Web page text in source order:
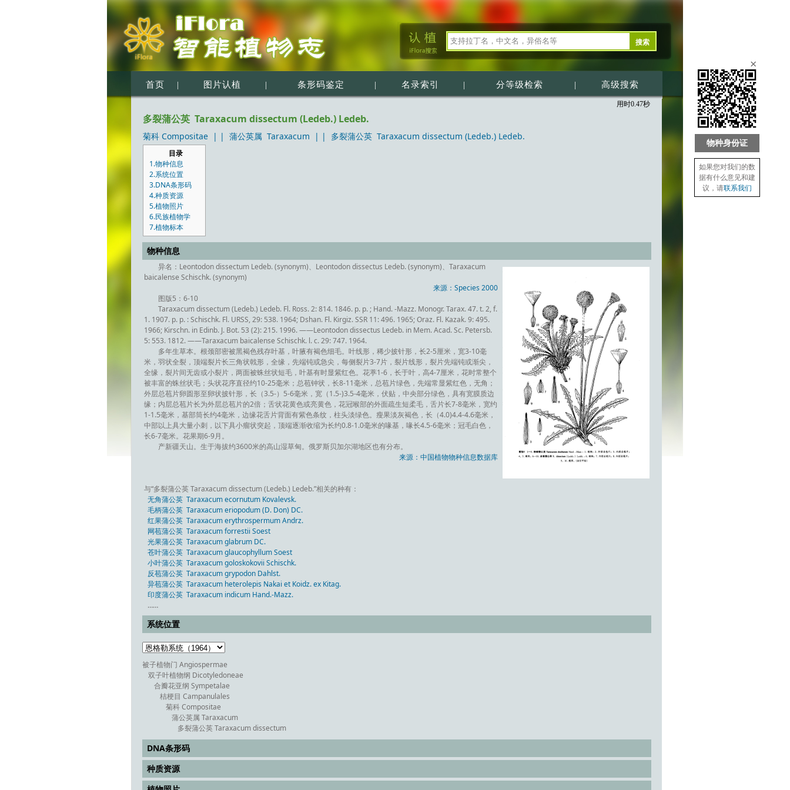
首页 | 图片认植 | 条形码鉴定 | 名录索引 | 分等级检索 | 高级搜索
用时0.47秒
多裂蒲公英 Taraxacum dissectum (Ledeb.) Ledeb.
菊科 Compositae | | 蒲公英属 Taraxacum | | 多裂蒲公英 Taraxacum dissectum (Ledeb.) Ledeb.
目录
1.物种信息
2.系统位置
3.DNA条形码
4.种质资源
5.植物照片
6.民族植物学
7.植物标本
物种信息
异名：Leontodon dissectum Ledeb. (synonym)、Leontodon dissectus Ledeb. (synonym)、Taraxacum
baicalense Schischk. (synonym)
来源：Species 2000
图版5：6-10
Taraxacum dissectum (Ledeb.) Ledeb. Fl. Ross. 2: 814. 1846. p. p. ; Hand. -Mazz. Monogr. Tarax. 47. t. 2, f.
1. 1907. p. p. : Schischk. Fl. URSS, 29: 538. 1964; Dshan. Fl. Kirgiz. SSR 11: 496. 1965; Oraz. Fl. Kazak. 9: 495.
1966; Kirschn. in Edinb. J. Bot. 53 (2): 215. 1996. ——Leontodon dissectus Ledeb. in Mem. Acad. Sc. Petersb.
5: 553. 1812. ——Taraxacum baicalense Schischk. l. c. 29: 747. 1964.
多年生草本。根颈部密被黑褐色残存叶基，叶腋有褐色细毛。叶线形，稀少披针形，长2-5厘米，宽3-10毫
米，羽状全裂，顶端裂片长三角状戟形，全缘，先端钝或急尖，每侧裂片3-7片，裂片线形，裂片先端钝或渐尖，
全缘，裂片间无齿或小裂片，两面被蛛丝状短毛，叶基有时显紫红色。花葶1-6，长于叶，高4-7厘米，花时常整个
被丰富的蛛丝状毛；头状花序直径约10-25毫米；总苞钟状，长8-11毫米，总苞片绿色，先端常显紫红色，无角；
外层总苞片卵圆形至卵状披针形，长（3.5-）5-6毫米，宽（1.5-)3.5-4毫米，伏贴，中央部分绿色，具有宽膜质边
缘；内层总苞片长为外层总苞片的2倍；舌状花黄色或亮黄色，花冠喉部的外面疏生短柔毛，舌片长7-8毫米，宽约
1-1.5毫米，基部筒长约4毫米，边缘花舌片背面有紫色条纹，柱头淡绿色。瘦果淡灰褐色，长（4.0)4.4-4.6毫米，
中部以上具大量小刺，以下具小瘤状突起，顶端逐渐收缩为长约0.8-1.0毫米的喙基，喙长4.5-6毫米；冠毛白色，
长6-7毫米。花果期6-9月。
产新疆天山。生于海拔约3600米的高山湿草甸。俄罗斯贝加尔湖地区也有分布。
来源：中国植物物种信息数据库
与“多裂蒲公英 Taraxacum dissectum (Ledeb.) Ledeb.”相关的种有：
无角蒲公英 Taraxacum ecornutum Kovalevsk.
毛柄蒲公英 Taraxacum eriopodum (D. Don) DC.
红果蒲公英 Taraxacum erythrospermum Andrz.
网苞蒲公英 Taraxacum forrestii Soest
光果蒲公英 Taraxacum glabrum DC.
苍叶蒲公英 Taraxacum glaucophyllum Soest
小叶蒲公英 Taraxacum goloskokovii Schischk.
反苞蒲公英 Taraxacum grypodon Dahlst.
异苞蒲公英 Taraxacum heterolepis Nakai et Koidz. ex Kitag.
印度蒲公英 Taraxacum indicum Hand.-Mazz.
……
系统位置
被子植物门 Angiospermae
双子叶植物纲 Dicotyledoneae
合瓣花亚纲 Sympetalae
桔梗目 Campanulales
菊科 Compositae
蒲公英属 Taraxacum
多裂蒲公英 Taraxacum dissectum
DNA条形码
种质资源
×
物种身份证
如果您对我们的数
据有什么意见和建
议，请联系我们